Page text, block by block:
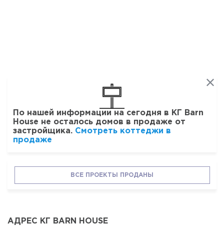
По нашей информации на сегодня в КГ Barn
House не осталось домов в продаже от
застройщика. Смотреть коттеджи в
продаже
ВСЕ ПРОЕКТЫ ПРОДАНЫ
АДРЕС КГ BARN HOUSE